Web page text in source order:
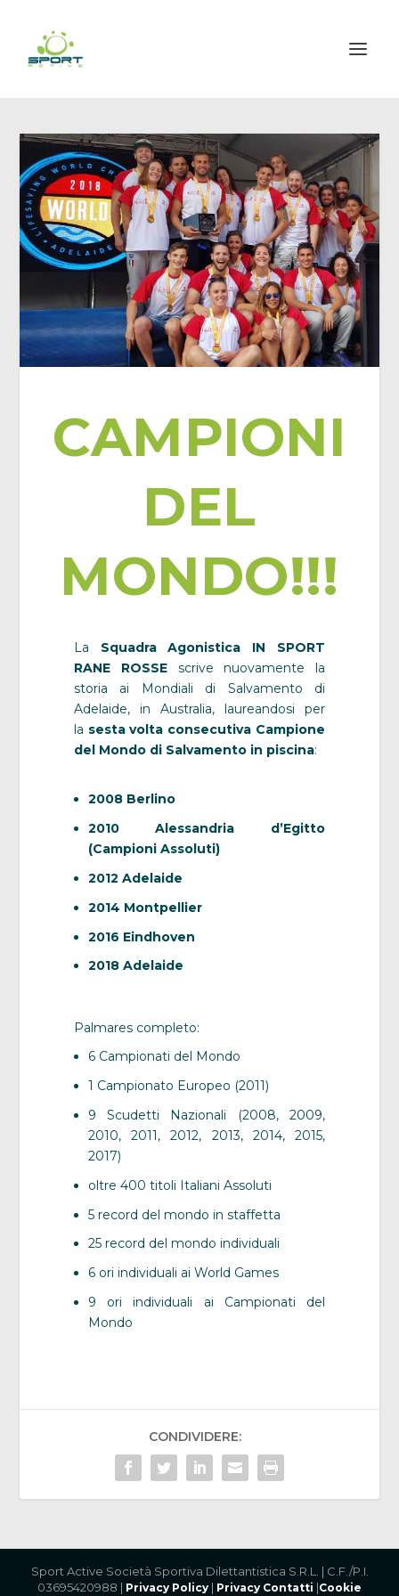
CAMPIONI
DEL
MONDO!!!
La
Squadra Agonistica IN SPORT
RANE ROSSE
scrive nuovamente la
storia ai Mondiali di Salvamento di
Adelaide, in Australia,
laureandosi per
la sesta volta consecutiva Campione
del Mondo di Salvamento in piscina:
2008 Berlino
2010 Alessandria d’Egitto
(Campioni Assoluti)
2012 Adelaide
2014 Montpellier
2016 Eindhoven
2018 Adelaide
Palmares completo:
6 Campionati del Mondo
1 Campionato Europeo (2011)
9 Scudetti Nazionali (2008, 2009,
2010, 2011, 2012, 2013, 2014, 2015,
2017)
oltre 400 titoli Italiani Assoluti
5 record del mondo in staffetta
25 record del mondo individuali
6 ori individuali ai World Games
9 ori individuali ai Campionati del
Mondo
CONDIVIDERE:
Sport Active Società Sportiva Dilettantistica S.R.L. | C.F./P.I.
03695420988 | Privacy Policy | Privacy Contatti |Cookie